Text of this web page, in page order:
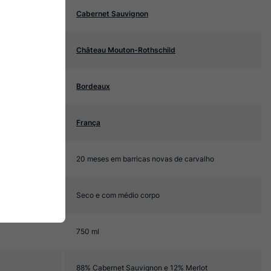
Cabernet Sauvignon
Château Mouton-Rothschild
Bordeaux
França
20 meses em barricas novas de carvalho
Seco e com médio corpo
750 ml
88% Cabernet Sauvignon e 12% Merlot